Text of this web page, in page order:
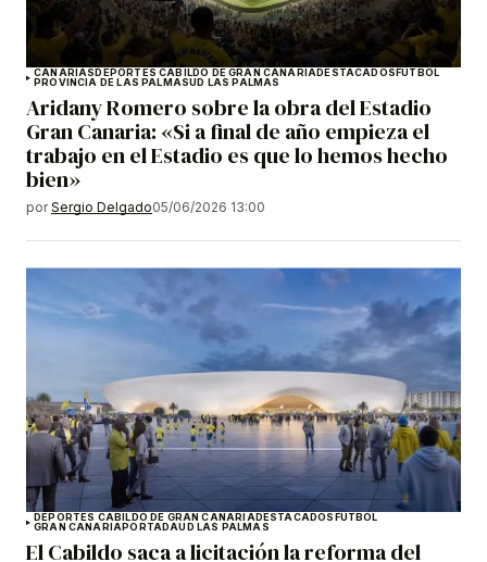
CANARIASDEPORTES CABILDO DE GRAN CANARIADESTACADOSFÚTBOL
PROVINCIA DE LAS PALMASUD LAS PALMAS
Aridany Romero sobre la obra del Estadio
Gran Canaria: «Si a final de año empieza el
trabajo en el Estadio es que lo hemos hecho
bien»
por Sergio Delgado05/06/2026 13:00
DEPORTES CABILDO DE GRAN CANARIADESTACADOS FÚTBOL
GRAN CANARIAPORTADAUD LAS PALMAS
El Cabildo saca a licitación la reforma del